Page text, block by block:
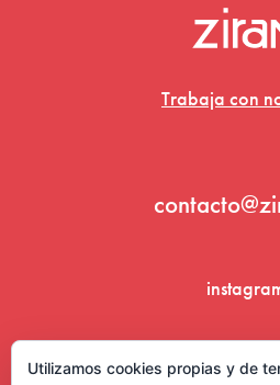
Trabaja con
Utilizamos cookies propias y de